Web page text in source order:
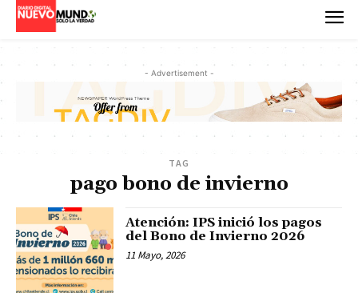
- Advertisement -
TAG
pago bono de invierno
Atención: IPS inició los pagos
del Bono de Invierno 2026
11 Mayo, 2026